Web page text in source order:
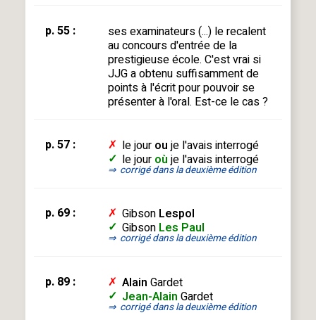
p. 55 :
ses examinateurs (...) le recalent
au concours d'entrée de la
prestigieuse école. C'est vrai si
JJG a obtenu suffisamment de
points à l'écrit pour pouvoir se
présenter à l'oral. Est-ce le cas ?
p. 57 : ✗ le jour ouje l'avais interrogé
✓ le jour oùje l'avais interrogé
⇒ corrigé dans la deuxième édition
p. 69 : ✗ Gibson Lespol
✓ Gibson Les Paul
⇒ corrigé dans la deuxième édition
p. 89 : ✗ Alain Gardet
✓ Jean-Alain Gardet
⇒ corrigé dans la deuxième édition